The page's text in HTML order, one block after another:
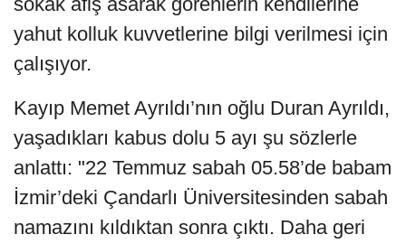
yahut kolluk kuvvetlerine bilgi verilmesi için
çalışıyor.
Kayıp Memet Ayrıldı’nın oğlu Duran Ayrıldı,
yaşadıkları kabus dolu 5 ayı şu sözlerle
anlattı: "22 Temmuz sabah 05.58’de babam
İzmir’deki Çandarlı Üniversitesinden sabah
namazını kıldıktan sonra çıktı. Daha geri